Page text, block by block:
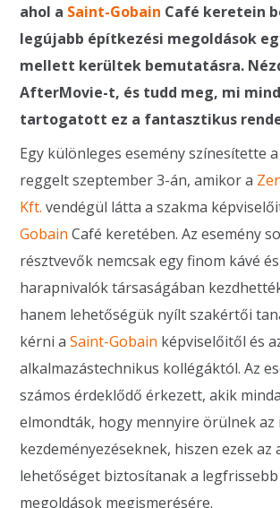
ahol a Saint-Gobain Café keretein
legújabb építkezési megoldások
mellett kerültek bemutatásra.
AfterMovie-t, és tudd meg, mi
tartogatott ez a fantasztikus
Egy különleges esemény színesítette
reggelt szeptember 3-án, amikor a
Kft. vendégül látta a szakma
Gobain Café keretében. Az esemény
résztvevők nemcsak egy finom kávé
harapnivalók társaságában
hanem lehetőségük nyílt szakértői
kérni aSaint-Gobain képviselőitől és
alkalmazástechnikus kollégáktól. Az
számos érdeklődő érkezett, akik
elmondták, hogy mennyire örülnek az
kezdeményezéseknek, hiszen ezek az
lehetőséget biztosítanak a
megoldások megismerésére.